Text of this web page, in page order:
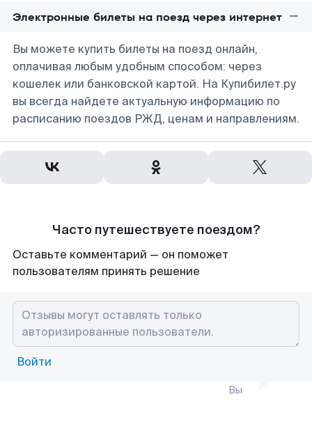
Электронные билеты на поезд через интернет
Вы можете купить билеты на поезд онлайн,
оплачивая любым удобным способом: через
кошелек или банковской картой. На Купибилет.ру
вы всегда найдете актуальную информацию по
расписанию поездов РЖД, ценам и направлениям.
Часто путешествуете поездом?
Оставьте комментарий — он поможет
пользователям принять решение
Войти
Вы